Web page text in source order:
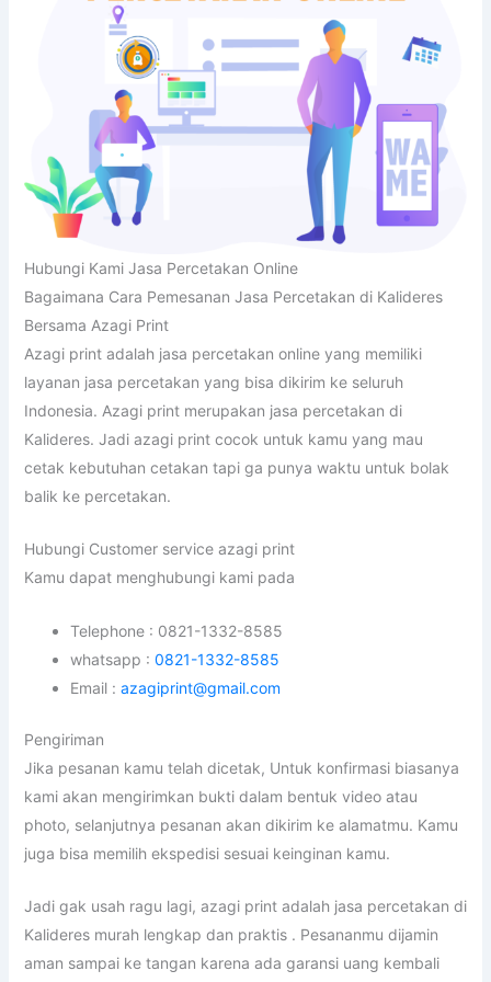
Hubungi Kami Jasa Percetakan Online
Bagaimana Cara Pemesanan Jasa Percetakan di Kalideres
Bersama Azagi Print
Azagi print adalah jasa percetakan online yang memiliki
layanan jasa percetakan yang bisa dikirim ke seluruh
Indonesia. Azagi print merupakan jasa percetakan di
Kalideres. Jadi azagi print cocok untuk kamu yang mau
cetak kebutuhan cetakan tapi ga punya waktu untuk bolak
balik ke percetakan.
Hubungi Customer service azagi print
Kamu dapat menghubungi kami pada
Telephone : 0821-1332-8585
whatsapp : 0821-1332-8585
Email : azagiprint@gmail.com
Pengiriman
Jika pesanan kamu telah dicetak, Untuk konfirmasi biasanya
kami akan mengirimkan bukti dalam bentuk video atau
photo, selanjutnya pesanan akan dikirim ke alamatmu. Kamu
juga bisa memilih ekspedisi sesuai keinginan kamu.
Jadi gak usah ragu lagi, azagi print adalah jasa percetakan di
Kalideres murah lengkap dan praktis . Pesananmu dijamin
aman sampai ke tangan karena ada garansi uang kembali